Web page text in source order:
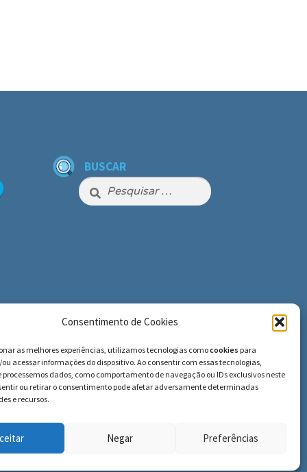
Consentimento de Cookies
as melhores experiências, utilizamos tecnologias comocookies para
acessar informações do dispositivo. Ao consentir com essas tecnologias,
dados, como comportamento de navegação ou IDs exclusivos neste
ou retirar o consentimento pode afetar adversamente determinadas
e recursos.
Negar Preferências
BUSCAR
Pesquisar
por: